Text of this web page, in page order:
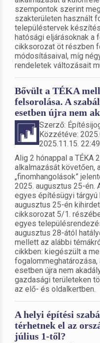
szempontok szerint
szakterületen használt
településtervek
hatósági eljárásoknak a
cikksorozat öt részben
módosításaival, míg
rendeletek változásait
Bővült a TÉKA
felsorolása. A
esetben újra nem
Szerző:
Közzétéve:
2025.11.15. 22:49
Alig 2 hónappal a TÉKA
alkalmazását követően,
„finomhangolások”
2025. augusztus 25-én.
egyes építésügyi tárgyú
augusztus 25-én
cikksorozat 5/1.
egyes
augusztus 28-ától
mellett az alábbi
cikkben: kiegészült a
esetben újra nem
gazdasági területeken
az elő- és oldalkertben.
A helyi építési
térhetnek el az
július 1-től?